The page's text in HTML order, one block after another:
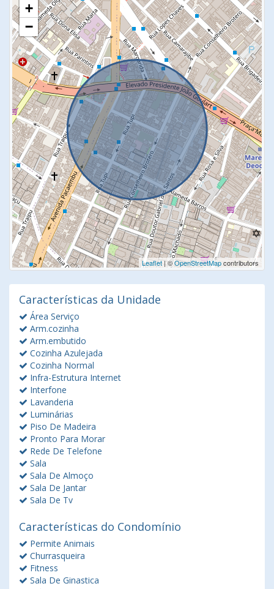
+
−
Leaflet| ©OpenStreetMapcontributors
Características da Unidade
Área Serviço
Arm.cozinha
Arm.embutido
Cozinha Azulejada
Cozinha Normal
Infra-Estrutura Internet
Interfone
Lavanderia
Luminárias
Piso De Madeira
Pronto Para Morar
Rede De Telefone
Sala
Sala De Almoço
Sala De Jantar
Sala De Tv
Características do Condomínio
Permite Animais
Churrasqueira
Fitness
Sala De Ginastica